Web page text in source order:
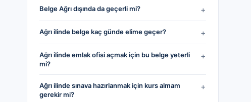
Belge Ağrı dışında da geçerli mi? +
Ağrı ilinde belge kaç günde elime geçer? +
Ağrı ilinde emlak ofisi açmak için bu belge yeterli
mi?
+
Ağrı ilinde sınava hazırlanmak için kurs almam
gerekir mi?
+